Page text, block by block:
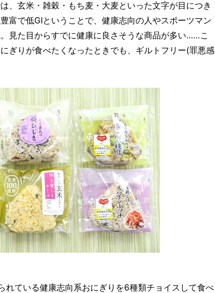
、玄米・雑穀・もち麦・大麦といった文字が目につき
富で低GIということで、健康志向の人やスポーツマン
見た目からすでに健康に良さそうな商品が多い……こ
ぎりが食べたくなったときでも、ギルトフリー(罪悪感
れている健康志向系おにぎりを6種類チョイスして食べ